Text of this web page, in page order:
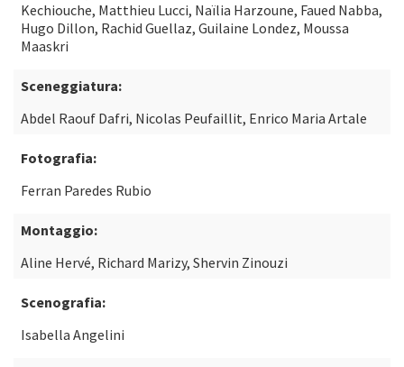
Kechiouche, Matthieu Lucci, Naïlia Harzoune, Faued Nabba,
Hugo Dillon, Rachid Guellaz, Guilaine Londez, Moussa
Maaskri
Sceneggiatura:
Abdel Raouf Dafri, Nicolas Peufaillit, Enrico Maria Artale
Fotografia:
Ferran Paredes Rubio
Montaggio:
Aline Hervé, Richard Marizy, Shervin Zinouzi
Scenografia:
Isabella Angelini